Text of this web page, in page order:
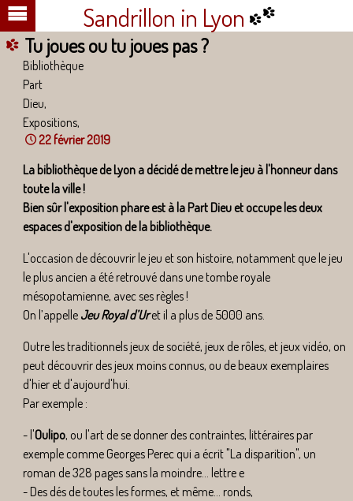
Sandrillon in Lyon
Tu joues ou tu joues pas ?
Bibliothèque
Part
Dieu,
Expositions,
22 février 2019
La bibliothèque de Lyon a décidé de mettre le jeu à l'honneur dans
toute la ville !
Bien sûr l'exposition phare est à la Part Dieu et occupe les deux
espaces d'exposition de la bibliothèque.
L'occasion de découvrir le jeu et son histoire, notamment que le jeu
le plus ancien a été retrouvé dans une tombe royale
mésopotamienne, avec ses règles !
On l’appelle Jeu Royal d’Uret il a plus de 5000 ans.
Outre les traditionnels jeux de société, jeux de rôles, et jeux vidéo, on
peut découvrir des jeux moins connus, ou de beaux exemplaires
d'hier et d'aujourd'hui.
Par exemple :
- l'Oulipo, ou l'art de se donner des contraintes, littéraires par
exemple comme Georges Perec qui a écrit "La disparition", un
roman de 328 pages sans la moindre... lettre e
- Des dés de toutes les formes, et même... ronds,